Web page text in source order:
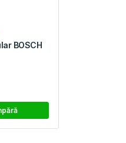
BOSCH